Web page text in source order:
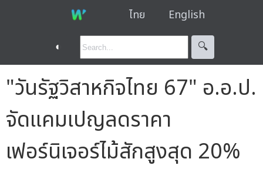
ไทย English
◐ 🔍︎
"วันรัฐวิสาหกิจไทย 67" อ.อ.ป.
จัดแคมเปญลดราคา
เฟอร์นิเจอร์ไม้สักสูงสุด 20%